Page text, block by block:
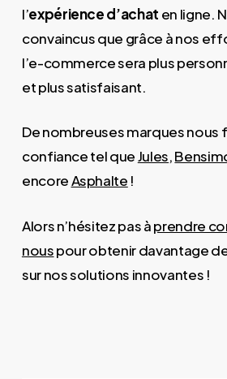
l’expérience d’achat en ligne.
convaincus que grâce à nos
l’e-commerce sera plus
et plus satisfaisant.
De nombreuses marques nous
confiance tel queJules,
encoreAsphalte !
Alors n’hésitez pas àprendre
nouspour obtenir davantage
sur nos solutions innovantes !